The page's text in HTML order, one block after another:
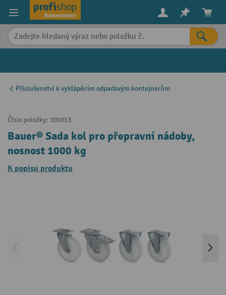
content
Příslušenství k vyklápěcím odpadovým kontejnerům
Číslo položky: 101013
Bauer® Sada kol pro přepravní nádoby,
nosnost 1000 kg
K popisu produktu